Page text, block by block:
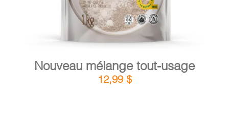
Nouveau mélange tout-usage
12,99 $